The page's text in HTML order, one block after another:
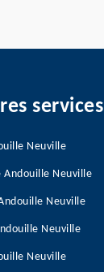
services
Neuville
Andouille Neuville
Neuville
Neuville
Neuville